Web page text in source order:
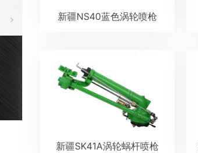
新疆NS40蓝色涡轮喷枪
新疆SK41A涡轮蜗杆喷枪